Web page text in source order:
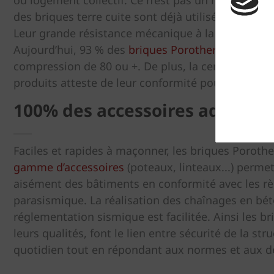
des briques terre cuite sont déjà utilisés dans les
Leur grande résistance mécanique à la
Aujourd’hui, 93 % des briques Porotherm
compression de 80 ou +. De plus, la certification
produits atteste de leur conformité pour la
100% des accessoires adaptés
Faciles et rapides à maçonner, les briques
gamme d’accessoires (poteaux, linteaux...)
aisément des bâtiments en conformité avec les
parasismique. La réalisation des chaînages en
réglementation sismique est facilitée. Ainsi les
leurs qualités, font le lien entre sécurité de la
quotidien tout en répondant aux normes et aux